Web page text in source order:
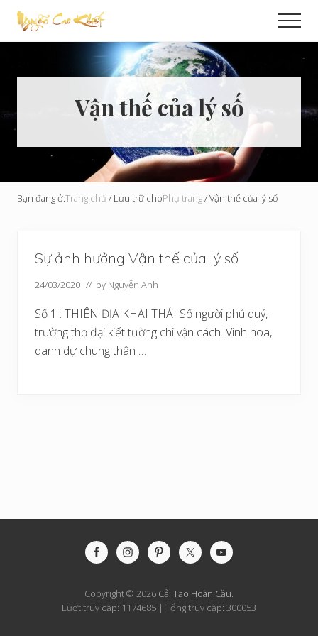
Menu
Skip
main
Cải
Cầu
Vận thế của lý số
Bạn đang ở:Trang chủ / Lưu trữ choPhụ trang/Vận thế của lý số
Sự ảnh hưởng Vận thế của lý số
24/03/2020 // by Nguyễn Anh
Số 1 : THIÊN ĐỊA KHAI THÁI Số người phú quý,
trường thọ đại kiết tường chi vận cách. Vinh hoa,
danh dự chung thân …
Copyright © 2026 Cải Tạo Hoàn Cầu.
Lượt truy cập: 1174685 | Tổng truy cập: 300053